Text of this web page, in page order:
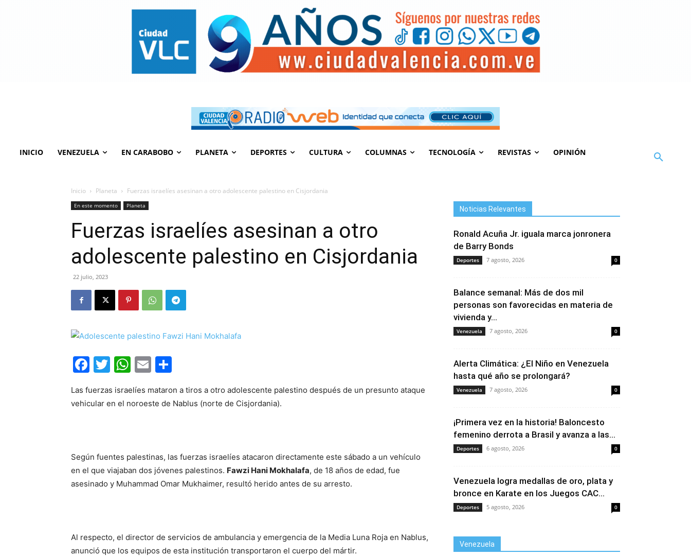
INICIO VENEZUELA EN CARABOBO PLANETA DEPORTES CULTURA COLUMNAS TECNOLOGÍA REVISTAS OPINIÓN
Inicio Planeta Fuerzas israelíes asesinan a otro adolescente palestino en Cisjordania
En este momento Planeta
Fuerzas israelíes asesinan a otro
adolescente palestino en Cisjordania
22 julio, 2023
Facebook
Twitter
WhatsApp
Email
Las fuerzas israelíes mataron a tiros a otro adolescente palestino después de un presunto ataque
vehicular en el noroeste de Nablus (norte de Cisjordania).
Según fuentes palestinas, las fuerzas israelíes atacaron directamente este sábado a un vehículo
en el que viajaban dos jóvenes palestinos. Fawzi Hani Mokhalafa, de 18 años de edad, fue
asesinado y Muhammad Omar Mukhaimer, resultó herido antes de su arresto.
Al respecto, el director de servicios de ambulancia y emergencia de la Media Luna Roja en Nablus,
anunció que los equipos de esta institución transportaron el cuerpo del mártir.
Noticias Relevantes
Ronald Acuña Jr. iguala marca jonronera
de Barry Bonds
Deportes 7 agosto, 2026 0
Balance semanal: Más de dos mil
personas son favorecidas en materia de
vivienda y...
Venezuela 7 agosto, 2026 0
Alerta Climática: ¿El Niño en Venezuela
hasta qué año se prolongará?
Venezuela 7 agosto, 2026 0
¡Primera vez en la historia! Baloncesto
femenino derrota a Brasil y avanza a las...
Deportes 6 agosto, 2026 0
Venezuela logra medallas de oro, plata y
bronce en Karate en los Juegos CAC...
Deportes 5 agosto, 2026 0
Venezuela